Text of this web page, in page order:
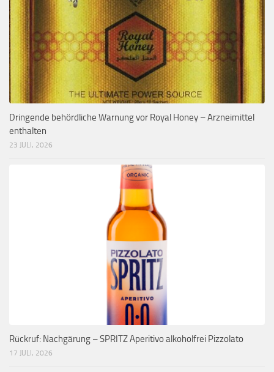
Dringende behördliche Warnung vor Royal Honey – Arzneimittel
enthalten
23 JULI, 2026
Rückruf: Nachgärung – SPRITZ Aperitivo alkoholfrei Pizzolato
17 JULI, 2026